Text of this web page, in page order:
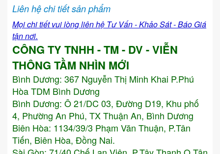
Liên hệ chi tiết sản phẩm
Mọi chi tiết vui lòng liên hệ Tư Vấn - Khảo Sát - Báo Giá
tận nơi.
CÔNG TY TNHH - TM - DV - VIỄN
THÔNG TẦM NHÌN MỚI
Bình Dương: 367 Nguyễn Thị Minh Khai P.Phú
Hòa TDM Bình Dương
Bình Dương: Ô 21/DC 03, Đường D19, Khu phố
4, Phường An Phú, TX Thuận An, Bình Dương
Biên Hòa: 1134/39/3 Phạm Văn Thuận, P.Tân
Tiến, Biên Hòa, Đồng Nai.